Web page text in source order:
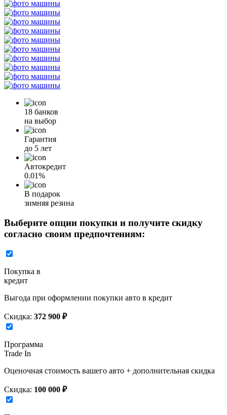
18 банков
на выбор
Гарантия
до 5 лет
Автокредит
0.01%
В подарок
зимняя резина
Выберите опции покупки и получите скидку
согласно своим предпочтениям:
Покупка в
кредит
Выгода при оформлении покупки авто в кредит
Скидка: 372 900 ₽
Программа
Trade In
Оценочная стоимость вашего авто + дополнительная скидка
Скидка: 100 000 ₽